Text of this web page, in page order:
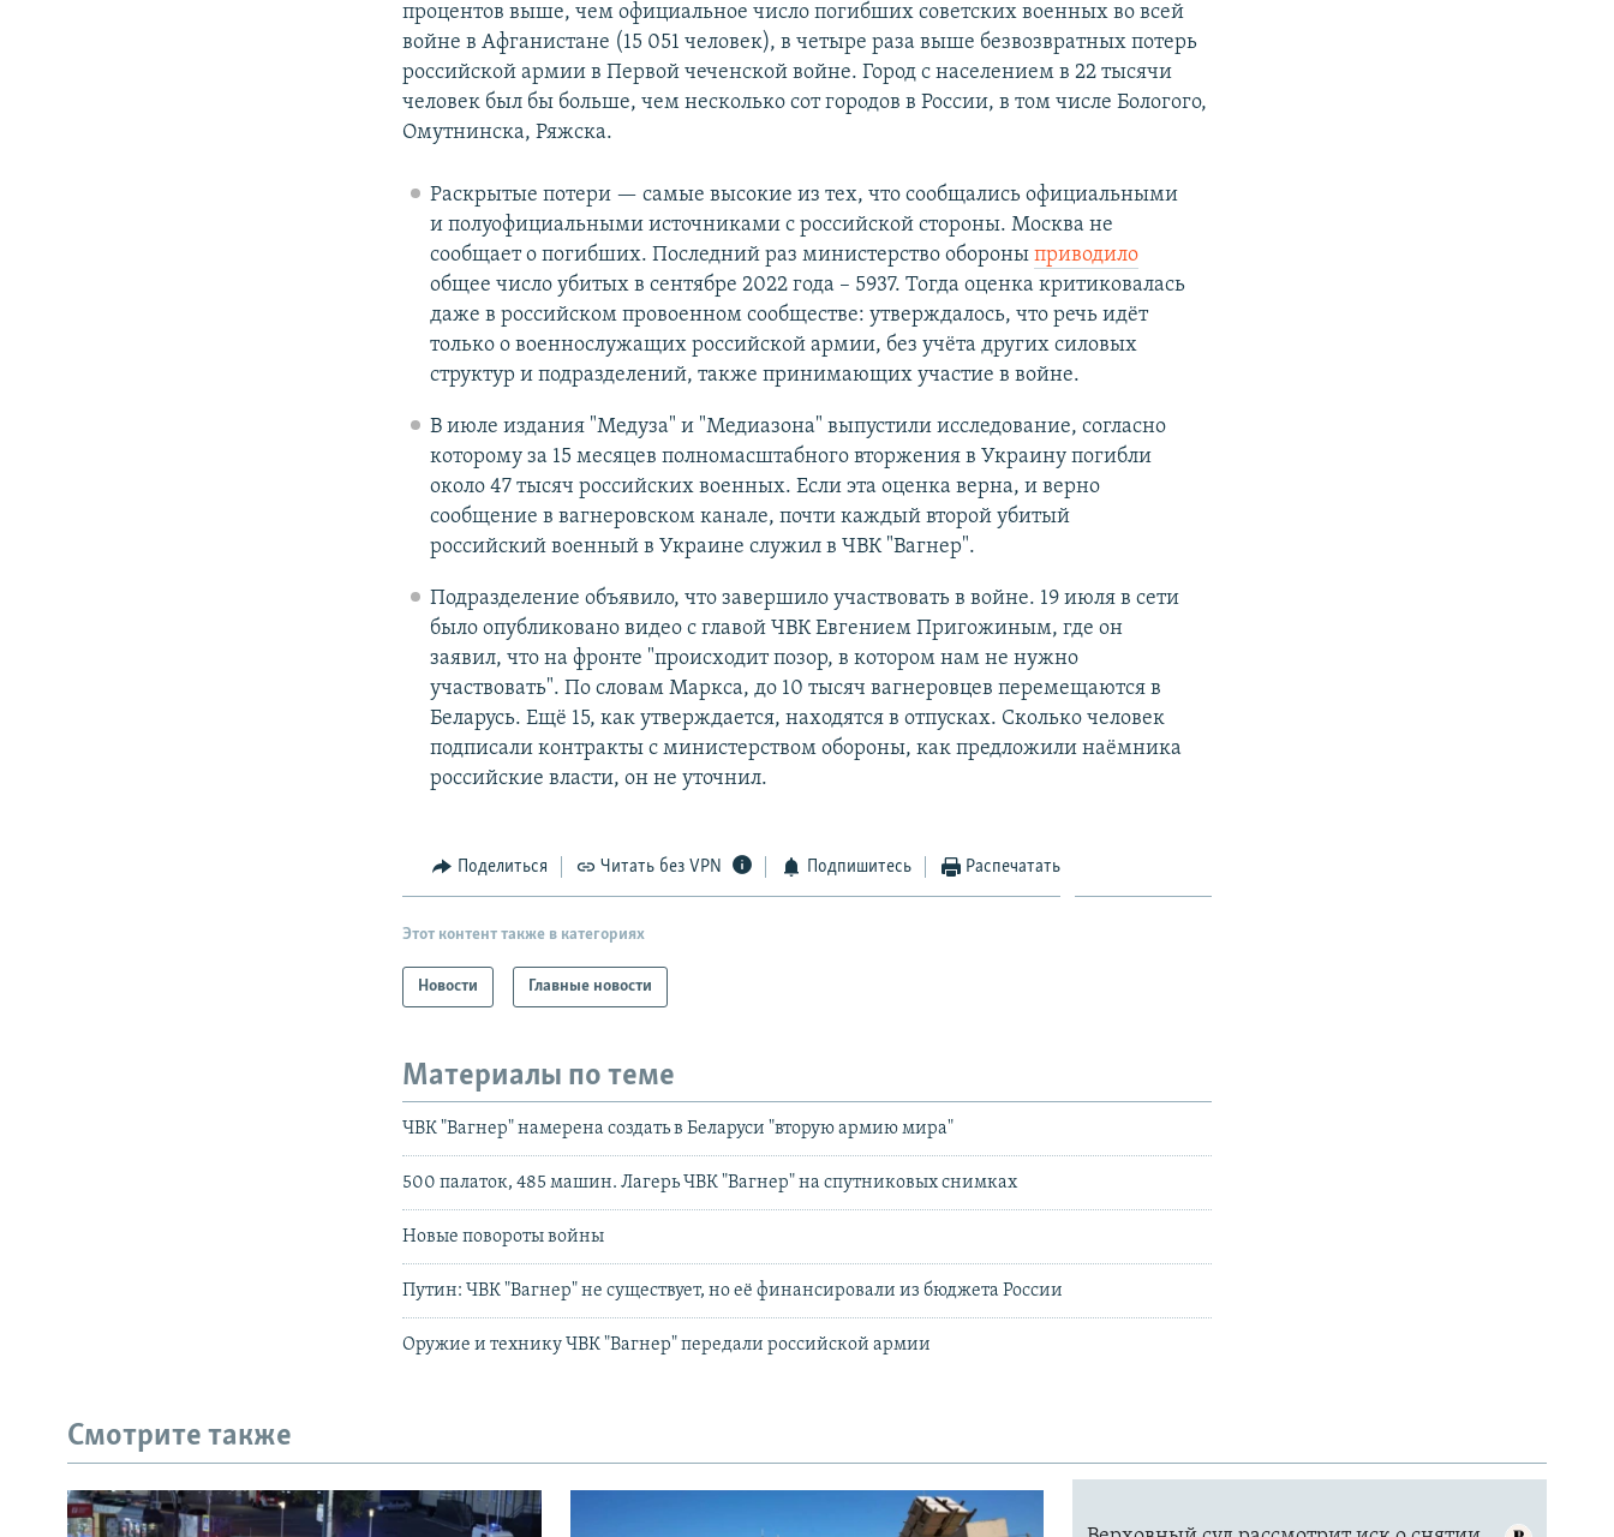
процентов выше, чем официальное число погибших советских военных во всей
войне в Афганистане (15 051 человек), в четыре раза выше безвозвратных потерь
российской армии в Первой чеченской войне. Город с населением в 22 тысячи
человек был бы больше, чем несколько сот городов в России, в том числе Бологого,
Омутнинска, Ряжска.
Раскрытые потери — самые высокие из тех, что сообщались официальными
и полуофициальными источниками с российской стороны. Москва не
сообщает о погибших. Последний раз министерство обороны приводило
общее число убитых в сентябре 2022 года – 5937. Тогда оценка критиковалась
даже в российском провоенном сообществе: утверждалось, что речь идёт
только о военнослужащих российской армии, без учёта других силовых
структур и подразделений, также принимающих участие в войне.
В июле издания "Медуза" и "Медиазона" выпустили исследование, согласно
которому за 15 месяцев полномасштабного вторжения в Украину погибли
около 47 тысяч российских военных. Если эта оценка верна, и верно
сообщение в вагнеровском канале, почти каждый второй убитый
российский военный в Украине служил в ЧВК "Вагнер".
Подразделение объявило, что завершило участвовать в войне. 19 июля в сети
было опубликовано видео с главой ЧВК Евгением Пригожиным, где он
заявил, что на фронте "происходит позор, в котором нам не нужно
участвовать". По словам Маркса, до 10 тысяч вагнеровцев перемещаются в
Беларусь. Ещё 15, как утверждается, находятся в отпусках. Сколько человек
подписали контракты с министерством обороны, как предложили наёмника
российские власти, он не уточнил.
Поделиться Читать без VPN Подпишитесь Распечатать
Этот контент также в категориях
Новости Главные новости
Материалы по теме
ЧВК "Вагнер" намерена создать в Беларуси "вторую армию мира"
500 палаток, 485 машин. Лагерь ЧВК "Вагнер" на спутниковых снимках
Новые повороты войны
Путин: ЧВК "Вагнер" не существует, но её финансировали из бюджета России
Оружие и технику ЧВК "Вагнер" передали российской армии
Смотрите также